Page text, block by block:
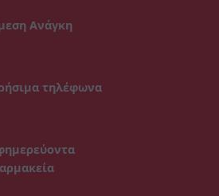
Ανάγκη
τηλέφωνα